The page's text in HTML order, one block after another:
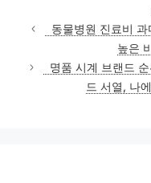
동물병원 진료비
높은
명품 시계 브랜드
드 서열, 나